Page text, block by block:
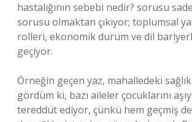
hastalığının sebebi nedir? sorusu
sorusu olmaktan çıkıyor; toplumsal
rolleri, ekonomik durum ve dil
geçiyor.
Örneğin geçen yaz, mahalledeki
gördüm ki, bazı aileler çocuklarını
tereddüt ediyor, çünkü hem geçmiş